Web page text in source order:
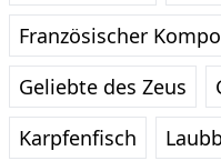
Französischer
Geliebte des Zeus
Karpfenfisch